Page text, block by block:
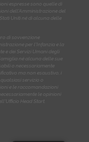
espresse sono quelle di
dell'Amministrazione del
Uniti né di alcuna delle
di sovvenzione
per l'Infanzia e la
e dei Servizi Umani degli
né alcuna delle sue
o necessariamente
ma non esaustivo, i
servizio o
e le raccomandazioni
le opinioni
Head Start.